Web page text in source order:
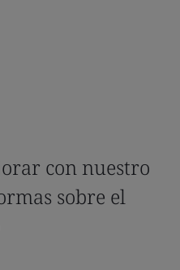
con nuestro
sobre el